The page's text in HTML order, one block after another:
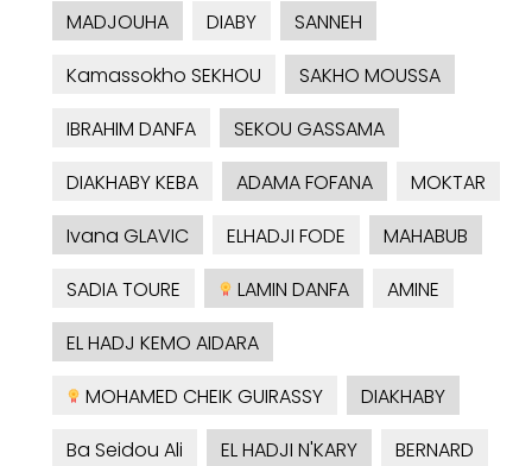
MADJOUHA
DIABY
SANNEH
Kamassokho SEKHOU
SAKHO MOUSSA
IBRAHIM DANFA
SEKOU GASSAMA
DIAKHABY KEBA
ADAMA FOFANA
MOKTAR
Ivana GLAVIC
ELHADJI FODE
MAHABUB
SADIA TOURE
LAMIN DANFA
AMINE
EL HADJ KEMO AIDARA
MOHAMED CHEIK GUIRASSY
DIAKHABY
Ba Seidou Ali
EL HADJI N'KARY
BERNARD